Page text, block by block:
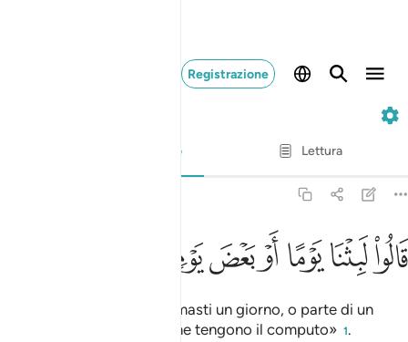
Registrazione
Versetto per versetto Lettura
: Hamza Roberto Piccardo
قالوا لبثنا يوما او بعض يوم فاسال العادين ١١٣
قَالُوا۟ لَبِثْنَا يَوْمًا أَوْ بَعْضَ يَوْمٍۢ فَسْـَٔلِ ٱلْعَآدِّينَ ١١٣
ﲊﲋﲌﲍﲎﲏ
Risponderanno: «Siamo rimasti un giorno, o parte di un
giorno. Interroga coloro che tengono il computo» 1.